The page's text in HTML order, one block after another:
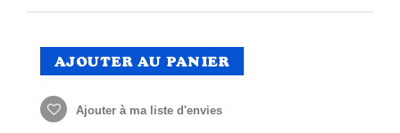
AJOUTER AU PANIER
Ajouter à ma liste d'envies